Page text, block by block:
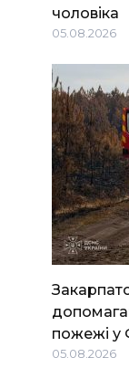
чоловіка
05.08.2026
пожежі у
05.08.2026